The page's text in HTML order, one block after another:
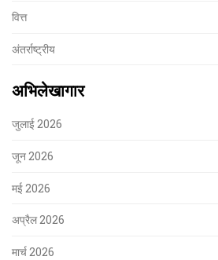
वित्त
अंतर्राष्ट्रीय
अभिलेखागार
जुलाई 2026
जून 2026
मई 2026
अप्रैल 2026
मार्च 2026